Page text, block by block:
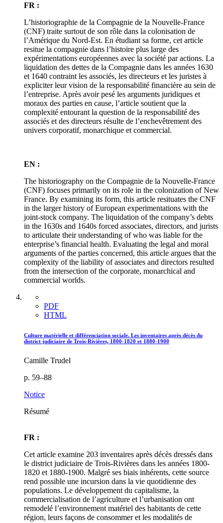
FR :
L’historiographie de la Compagnie de la Nouvelle-France
(CNF) traite surtout de son rôle dans la colonisation de
l’Amérique du Nord-Est. En étudiant sa forme, cet article
resitue la compagnie dans l’histoire plus large des
expérimentations européennes avec la société par actions. La
liquidation des dettes de la Compagnie dans les années 1630
et 1640 contraint les associés, les directeurs et les juristes à
expliciter leur vision de la responsabilité financière au sein de
l’entreprise. Après avoir pesé les arguments juridiques et
moraux des parties en cause, l’article soutient que la
complexité entourant la question de la responsabilité des
associés et des directeurs résulte de l’enchevêtrement des
univers corporatif, monarchique et commercial.
EN :
The historiography on the Compagnie de la Nouvelle-France
(CNF) focuses primarily on its role in the colonization of New
France. By examining its form, this article resituates the CNF
in the larger history of European experimentations with the
joint-stock company. The liquidation of the company’s debts
in the 1630s and 1640s forced associates, directors, and jurists
to articulate their understanding of who was liable for the
enterprise’s financial health. Evaluating the legal and moral
arguments of the parties concerned, this article argues that the
complexity of the liability of associates and directors resulted
from the intersection of the corporate, monarchical and
commercial worlds.
PDF
HTML
Culture matérielle et différenciation sociale. Les inventaires après décès du
district judiciaire de Trois-Rivières, 1800-1820 et 1880-1900
Camille Trudel
p. 59–88
Notice
Résumé
FR :
Cet article examine 203 inventaires après décès dressés dans
le district judiciaire de Trois-Rivières dans les années 1800-
1820 et 1880-1900. Malgré ses biais inhérents, cette source
rend possible une incursion dans la vie quotidienne des
populations. Le développement du capitalisme, la
commercialisation de l’agriculture et l’urbanisation ont
remodelé l’environnement matériel des habitants de cette
région, leurs façons de consommer et les modalités de